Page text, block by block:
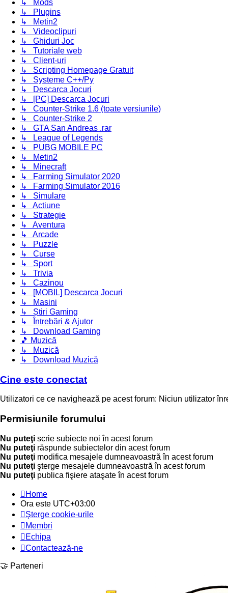
↳ Mods
↳ Plugins
↳ Metin2
↳ Videoclipuri
↳ Ghiduri Joc
↳ Tutoriale web
↳ Client-uri
↳ Scripting Homepage Gratuit
↳ Systeme C++/Py
↳ Descarca Jocuri
↳ [PC] Descarca Jocuri
↳ Counter-Strike 1.6 (toate versiunile)
↳ Counter-Strike 2
↳ GTA San Andreas .rar
↳ League of Legends
↳ PUBG MOBILE PC
↳ Metin2
↳ Minecraft
↳ Farming Simulator 2020
↳ Farming Simulator 2016
↳ Simulare
↳ Actiune
↳ Strategie
↳ Aventura
↳ Arcade
↳ Puzzle
↳ Curse
↳ Sport
↳ Trivia
↳ Cazinou
↳ [MOBIL] Descarca Jocuri
↳ Masini
↳ Știri Gaming
↳ Întrebări & Ajutor
↳ Download Gaming
🎵 Muzică
↳ Muzică
↳ Download Muzică
Cine este conectat
Utilizatori ce ce navighează pe acest forum: Niciun utilizator
Permisiunile forumului
Nu puteţi scrie subiecte noi în acest forum
Nu puteţi răspunde subiectelor din acest forum
Nu puteţi modifica mesajele dumneavoastră în acest forum
Nu puteţi şterge mesajele dumneavoastră în acest forum
Nu puteţi publica fişiere ataşate în acest forum
Home
Ora este UTC+03:00
Şterge cookie-urile
Membri
Echipa
Contactează-ne
🤝 Parteneri